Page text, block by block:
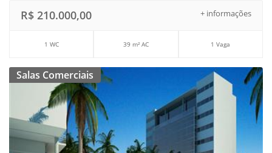
+ informações
R$ 210.000,00
1 WC 39 m² AC 1 Vaga
Salas Comerciais